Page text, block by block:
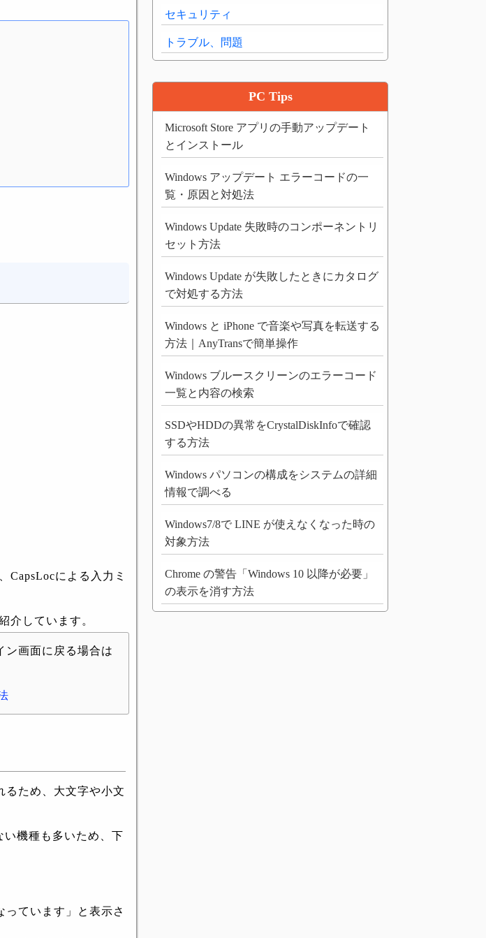
CapsLocによる入力ミ
介しています。
ン画面に戻る場合は
るため、大文字や小文
い機種も多いため、下
っています」と表示さ
セキュリティ
トラブル、問題
PC Tips
Microsoft Store アプリの手動アップデート
とインストール
Windows アップデート エラーコードの一
覧・原因と対処法
Windows Update 失敗時のコンポーネントリ
セット方法
Windows Update が失敗したときにカタログ
で対処する方法
Windows と iPhone で音楽や写真を転送する
方法｜AnyTransで簡単操作
Windows ブルースクリーンのエラーコード
一覧と内容の検索
SSDやHDDの異常をCrystalDiskInfoで確認
する方法
Windows パソコンの構成をシステムの詳細
情報で調べる
Windows7/8で LINE が使えなくなった時の
対象方法
Chrome の警告「Windows 10 以降が必要」
の表示を消す方法